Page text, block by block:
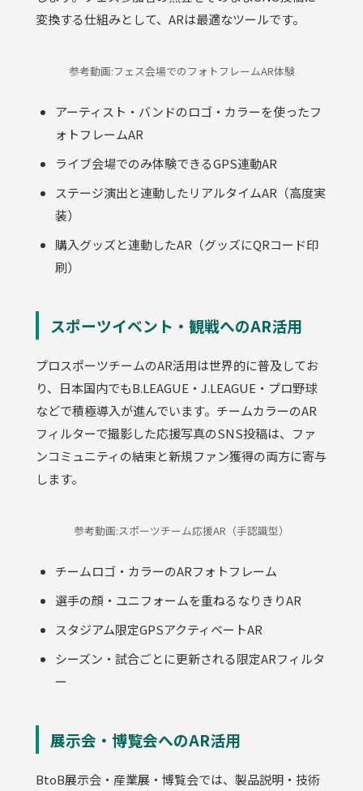
変換する仕組みとして、ARは最適なツールです。
参考動画:フェス会場でのフォトフレームAR体験
アーティスト・バンドのロゴ・カラーを使ったフ
ォトフレームAR
ライブ会場でのみ体験できるGPS連動AR
ステージ演出と連動したリアルタイムAR（高度実
装）
購入グッズと連動したAR（グッズにQRコード印
刷）
スポーツイベント・観戦へのAR活用
プロスポーツチームのAR活用は世界的に普及してお
り、日本国内でもB.LEAGUE・J.LEAGUE・プロ野球
などで積極導入が進んでいます。チームカラーのAR
フィルターで撮影した応援写真のSNS投稿は、ファ
ンコミュニティの結束と新規ファン獲得の両方に寄与
します。
参考動画:スポーツチーム応援AR（手認識型）
チームロゴ・カラーのARフォトフレーム
選手の顔・ユニフォームを重ねるなりきりAR
スタジアム限定GPSアクティベートAR
シーズン・試合ごとに更新される限定ARフィルタ
ー
展示会・博覧会へのAR活用
BtoB展示会・産業展・博覧会では、製品説明・技術